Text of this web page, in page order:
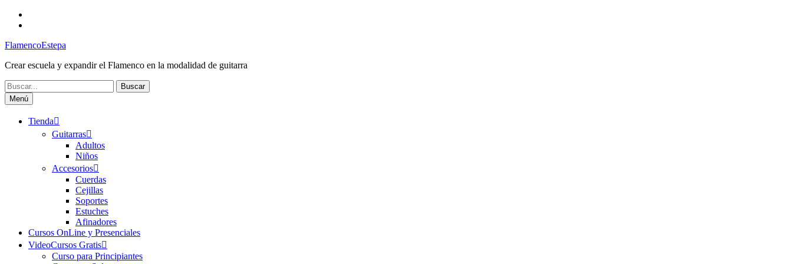
Saltar
FlamencoEstepa
Crear escuela y expandir el Flamenco en la modalidad de guitarra
Buscar:
Menú
Tienda
Guitarras
Adultos
Niños
Accesorios
Cuerdas
Cejillas
Soportes
Estuches
Afinadores
Cursos OnLine y Presenciales
VideoCursos Gratis
Curso para Principiantes